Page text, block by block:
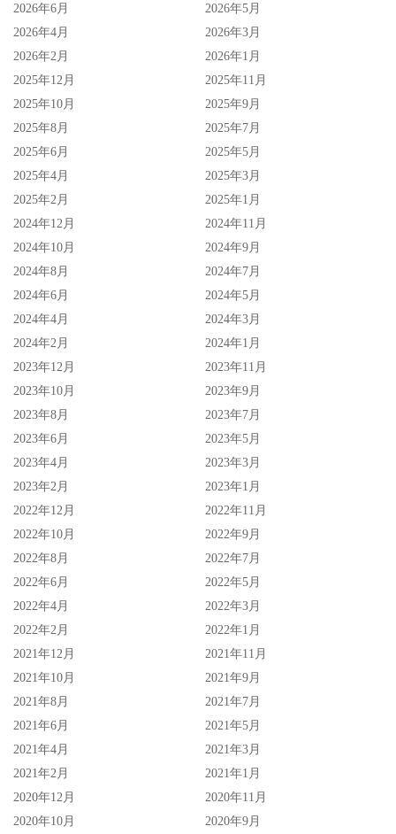
在各式各样的大量动画片系列陆续登场，使曾经是卖座保证
的史瑞克系列已经越来越少被人提起的现在，原本于 10 年
前便有意制作，最后却直至此刻才姗姗来迟的《鞋猫剑客
而且带来的还不只是单纯的缅怀乐趣，还有更多情感上的共
鸣与感怀。
鞋猫剑客的冒险旅程还没结束，正如我们的人生下半场一
引发的一种激励与欣慰之情。
2026年6月
2026年5月
2026年4月
2026年3月
2026年2月
2026年1月
2025年12月
2025年11月
2025年10月
2025年9月
2025年8月
2025年7月
2025年6月
2025年5月
2025年4月
2025年3月
2025年2月
2025年1月
2024年12月
2024年11月
2024年10月
2024年9月
2024年8月
2024年7月
2024年6月
2024年5月
2024年4月
2024年3月
2024年2月
2024年1月
2023年12月
2023年11月
2023年10月
2023年9月
2023年8月
2023年7月
2023年6月
2023年5月
2023年4月
2023年3月
2023年2月
2023年1月
2022年12月
2022年11月
2022年10月
2022年9月
2022年8月
2022年7月
2022年6月
2022年5月
2022年4月
2022年3月
2022年2月
2022年1月
2021年12月
2021年11月
2021年10月
2021年9月
2021年8月
2021年7月
2021年6月
2021年5月
2021年4月
2021年3月
2021年2月
2021年1月
2020年12月
2020年11月
2020年10月
2020年9月